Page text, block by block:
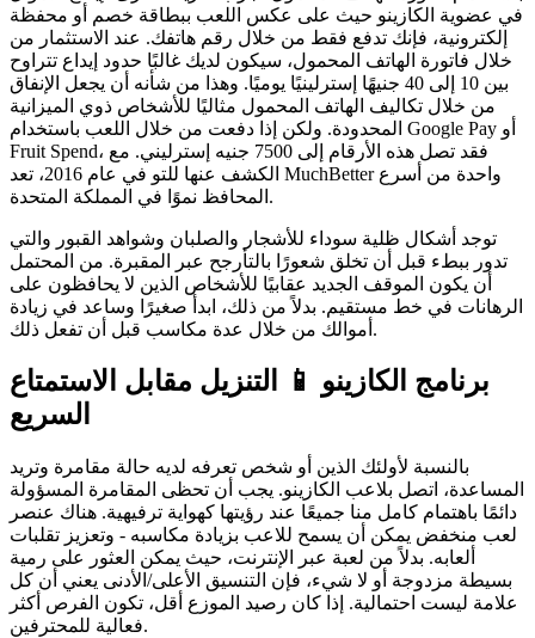
في عضوية الكازينو حيث على عكس اللعب ببطاقة خصم أو محفظة
إلكترونية، فإنك تدفع فقط من خلال رقم هاتفك. عند الاستثمار من
خلال فاتورة الهاتف المحمول، سيكون لديك غالبًا حدود إيداع تتراوح
بين 10 إلى 40 جنيهًا إسترلينيًا يوميًا. وهذا من شأنه أن يجعل الإنفاق
من خلال تكاليف الهاتف المحمول مثاليًا للأشخاص ذوي الميزانية
المحدودة. ولكن إذا دفعت من خلال اللعب باستخدام Google Pay أو
Fruit Spend، فقد تصل هذه الأرقام إلى 7500 جنيه إسترليني. مع
الكشف عنها للتو في عام 2016، تعد MuchBetter واحدة من أسرع
المحافظ نموًا في المملكة المتحدة.
توجد أشكال ظلية سوداء للأشجار والصلبان وشواهد القبور والتي
تدور ببطء قبل أن تخلق شعورًا بالتأرجح عبر المقبرة. من المحتمل
أن يكون الموقف الجديد عقابيًا للأشخاص الذين لا يحافظون على
الرهانات في خط مستقيم. بدلاً من ذلك، ابدأ صغيرًا وساعد في زيادة
أموالك من خلال عدة مكاسب قبل أن تفعل ذلك.
برنامج الكازينو 📱 ​​التنزيل مقابل الاستمتاع
السريع
بالنسبة لأولئك الذين أو شخص تعرفه لديه حالة مقامرة وتريد
المساعدة، اتصل بلاعب الكازينو. يجب أن تحظى المقامرة المسؤولة
دائمًا باهتمام كامل منا جميعًا عند رؤيتها كهواية ترفيهية. هناك عنصر
لعب منخفض يمكن أن يسمح للاعب بزيادة مكاسبه - وتعزيز تقلبات
ألعابه. بدلاً من لعبة عبر الإنترنت، حيث يمكن العثور على رمية
بسيطة مزدوجة أو لا شيء، فإن التنسيق الأعلى/الأدنى يعني أن كل
علامة ليست احتمالية. إذا كان رصيد الموزع أقل، تكون الفرص أكثر
فعالية للمحترفين.